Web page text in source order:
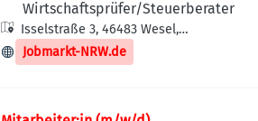
Wirtschaftsprüfer/Steuerberater
Isselstraße 3, 46483 Wesel,
Deutschland
Jobmarkt-NRW.de